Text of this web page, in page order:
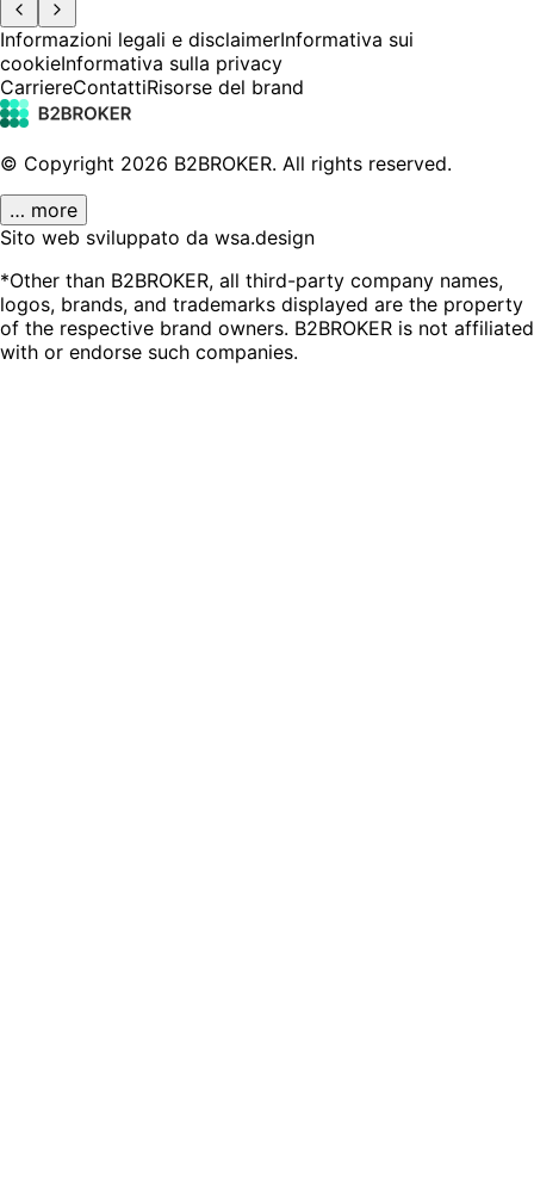
Informazioni legali e disclaimerInformativa sui
cookieInformativa sulla privacy
CarriereContattiRisorse del brand
© Copyright 2026 B2BROKER. All rights reserved.
… more
Sito web sviluppato da wsa.design
*Other than B2BROKER, all third-party company names,
logos, brands, and trademarks displayed are the property
of the respective brand owners. B2BROKER is not affiliated
with or endorse such companies.